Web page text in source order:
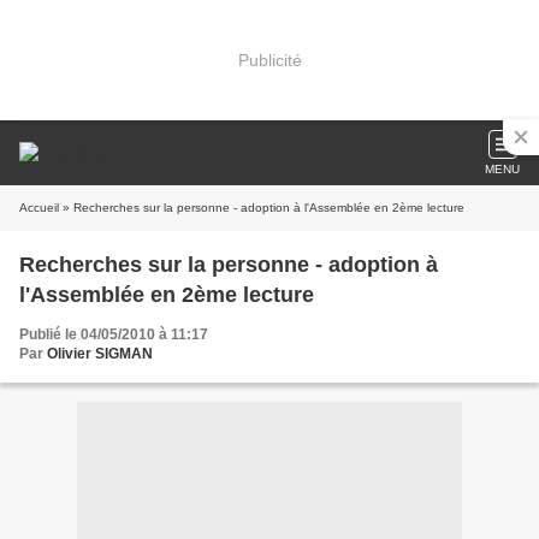
Publicité
MENU
Accueil » Recherches sur la personne - adoption à l'Assemblée en 2ème lecture
Recherches sur la personne - adoption à
l'Assemblée en 2ème lecture
Publié le 04/05/2010 à 11:17
Par Olivier SIGMAN